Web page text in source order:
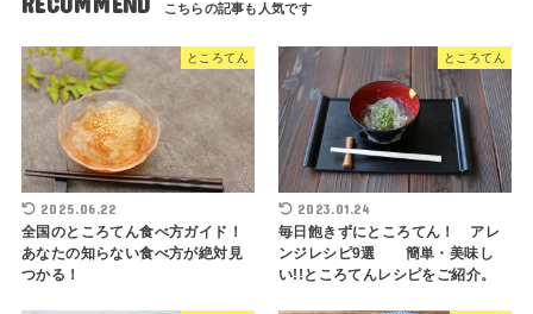
ところてん
2025.06.22
全国のところてん食べ方ガイド！
あなたの知らない食べ方が絶対見
つかる！
ところてん
2023.01.24
毎日飽きずにところてん！ アレ
ンジレシピ9選 簡単・美味し
い!!ところてんレシピをご紹介。